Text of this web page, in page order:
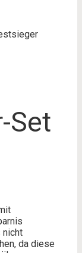
Set
nicht
da diese